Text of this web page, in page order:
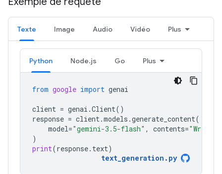
Texte Image Audio Vidéo Plus
Python Node.js Go Plus
from google import genai
client = genai .Client()
response = client.models .generate_content(
model="gemini-3.5-flash" , contents="Write
)
print(response. text)
text_generation . py